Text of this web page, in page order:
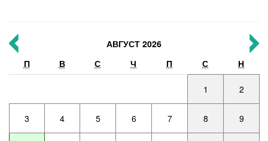
АВГУСТ 2026
П
В С Ч П С Н
1 2
3 4 5 6 7 8 9